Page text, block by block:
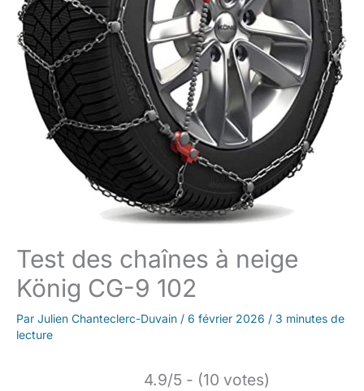
Test des chaînes à neige
König CG-9 102
Par Julien Chanteclerc-Duvain / 6 février 2026 / 3 minutes de
lecture
4.9/5 - (10 votes)